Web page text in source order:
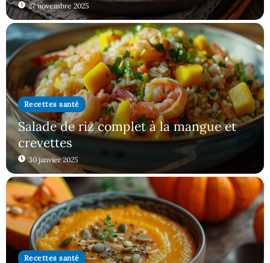
27 novembre 2025
Recettes santé
Salade de riz complet à la mangue et
crevettes
30 janvier 2025
Recettes santé